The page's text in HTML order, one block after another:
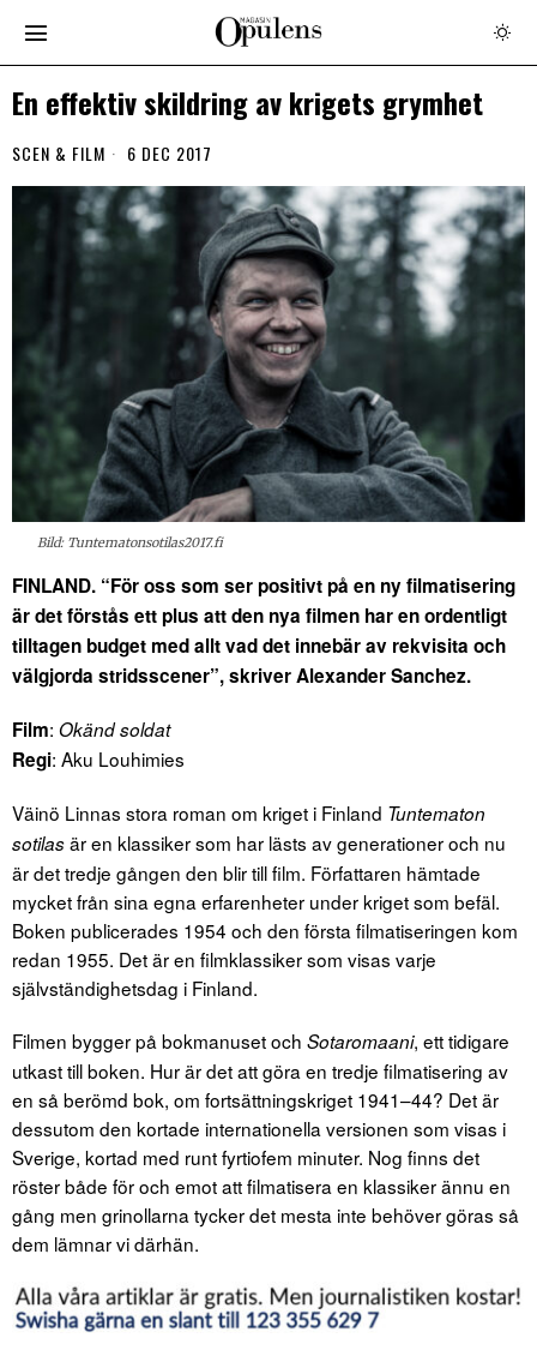
En effektiv skildring av krigets grymhet
SCEN & FILM 6 DEC 2017
Bild: Tuntematonsotilas2017.fi
FINLAND. “För oss som ser positivt på en ny filmatisering
är det förstås ett plus att den nya filmen har en ordentligt
tilltagen budget med allt vad det innebär av rekvisita och
välgjorda stridsscener”, skriver Alexander Sanchez.
Film: Okänd soldat
Regi: Aku Louhimies
Väinö Linnas stora roman om kriget i Finland Tuntematon
sotilasär en klassiker som har lästs av generationer och nu
är det tredje gången den blir till film. Författaren hämtade
mycket från sina egna erfarenheter under kriget som befäl.
Boken publicerades 1954 och den första filmatiseringen kom
redan 1955. Det är en filmklassiker som visas varje
självständighetsdag i Finland.
Filmen bygger på bokmanuset och Sotaromaani, ett tidigare
utkast till boken. Hur är det att göra en tredje filmatisering av
en så berömd bok, om fortsättningskriget 1941–44? Det är
dessutom den kortade internationella versionen som visas i
Sverige, kortad med runt fyrtiofem minuter. Nog finns det
röster både för och emot att filmatisera en klassiker ännu en
gång men grinollarna tycker det mesta inte behöver göras så
dem lämnar vi därhän.